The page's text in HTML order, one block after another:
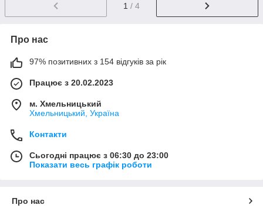
1 / 4
Про нас
97% позитивних з 154 відгуків за рік
Працює з 20.02.2023
м. Хмельницький
Хмельницький, Україна
Контакти
Сьогодні працює з 06:30 до 23:00
Показати весь графік роботи
Про нас